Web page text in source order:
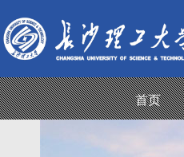
首页